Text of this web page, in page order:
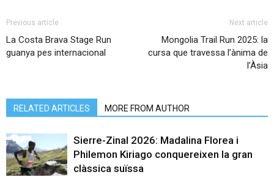
Previous article
La Costa Brava Stage Run
guanya pes internacional
Next article
Mongolia Trail Run 2025: la
cursa que travessa l’ànima de
l’Àsia
RELATED ARTICLES MORE FROM AUTHOR
Sierre-Zinal 2026: Madalina Florea i
Philemon Kiriago conquereixen la gran
clàssica suïssa